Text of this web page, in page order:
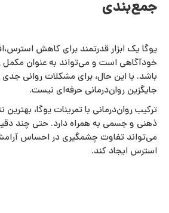
جمع‌بندی
یوگا یک ابزار قدرتمند برای کاهش
خودآگاهی است و می‌تواند به عنوان مکمل
باشد. با این حال، برای مشکلات روانی جدی
جایگزین روان‌درمانی حرفه‌ای نیست.
ترکیب روان‌درمانی با تمرینات یوگا،
ذهنی و جسمی به همراه دارد. حتی چند
می‌تواند تفاوت چشمگیری در احساس
استرس ایجاد کند.